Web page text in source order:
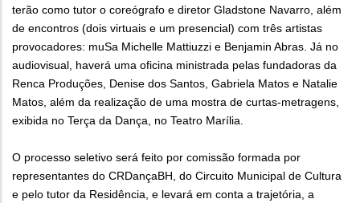
terão como tutor o coreógrafo e diretor Gladstone Navarro, além
de encontros (dois virtuais e um presencial) com três artistas
provocadores: muSa Michelle Mattiuzzi e Benjamin Abras. Já no
audiovisual, haverá uma oficina ministrada pelas fundadoras da
Renca Produções, Denise dos Santos, Gabriela Matos e Natalie
Matos, além da realização de uma mostra de curtas-metragens,
exibida no Terça da Dança, no Teatro Marília.
O processo seletivo será feito por comissão formada por
representantes do CRDançaBH, do Circuito Municipal de Cultura
e pelo tutor da Residência, e levará em conta a trajetória, a